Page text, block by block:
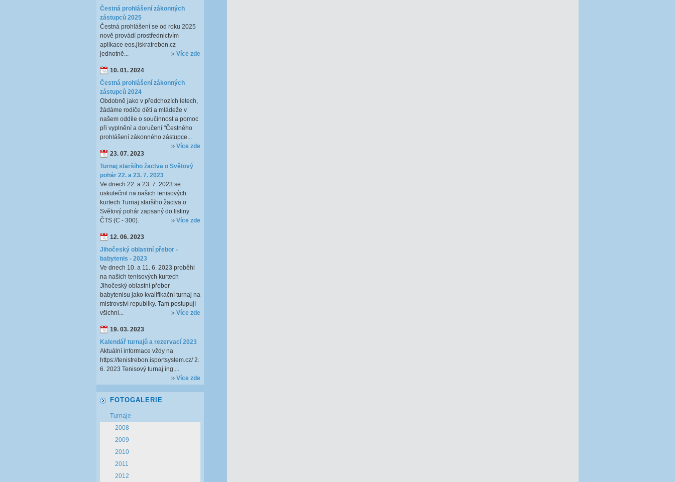
Čestná prohlášení zákonných
zástupců 2025
Čestná prohlášení se od roku 2025
nově provádí prostřednictvím
aplikace eos.jiskratrebon.cz
jednotně...
Více zde
10. 01. 2024
Čestná prohlášení zákonných
zástupců 2024
Obdobně jako v předchozích letech,
žádáme rodiče dětí a mládeže v
našem oddíle o součinnost a pomoc
při vyplnění a doručení "Čestného
prohlášení zákonného zástupce...
Více zde
23. 07. 2023
Turnaj staršího žactva o Světový
pohár 22. a 23. 7. 2023
Ve dnech 22. a 23. 7. 2023 se
uskutečnil na našich tenisových
kurtech Turnaj staršího žactva o
Světový pohár zapsaný do listiny
ČTS (C - 300).
Více zde
12. 06. 2023
Jihočeský oblastní přebor -
babytenis - 2023
Ve dnech 10. a 11. 6. 2023 proběhl
na našich tenisových kurtech
Jihočeský oblastní přebor
babytenisu jako kvalifikační turnaj na
mistrovství republiky. Tam postupují
všichni...
Více zde
19. 03. 2023
Kalendář turnajů a rezervací 2023
Aktuální informace vždy na
https://tenistrebon.isportsystem.cz/ 2.
6. 2023 Tenisový turnaj ing....
Více zde
FOTOGALERIE
Turnaje
2008
2009
2010
2011
2012